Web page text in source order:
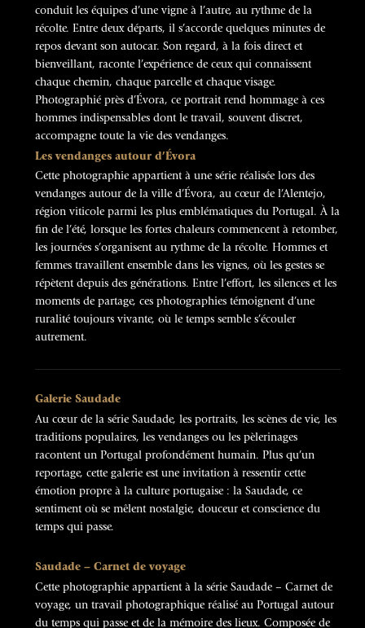
conduit les équipes d’une vigne à l’autre, au rythme de la
récolte. Entre deux départs, il s’accorde quelques minutes de
repos devant son autocar. Son regard, à la fois direct et
bienveillant, raconte l’expérience de ceux qui connaissent
chaque chemin, chaque parcelle et chaque visage.
Photographié près d’Évora, ce portrait rend hommage à ces
hommes indispensables dont le travail, souvent discret,
accompagne toute la vie des vendanges.
Les vendanges autour d’Évora
Cette photographie appartient à une série réalisée lors des
vendanges autour de la ville d’Évora, au cœur de l’Alentejo,
région viticole parmi les plus emblématiques du Portugal. À la
fin de l’été, lorsque les fortes chaleurs commencent à retomber,
les journées s’organisent au rythme de la récolte. Hommes et
femmes travaillent ensemble dans les vignes, où les gestes se
répètent depuis des générations. Entre l’effort, les silences et les
moments de partage, ces photographies témoignent d’une
ruralité toujours vivante, où le temps semble s’écouler
autrement.
Galerie Saudade
Au cœur de la série Saudade, les portraits, les scènes de vie, les
traditions populaires, les vendanges ou les pèlerinages
racontent un Portugal profondément humain. Plus qu’un
reportage, cette galerie est une invitation à ressentir cette
émotion propre à la culture portugaise : la Saudade, ce
sentiment où se mêlent nostalgie, douceur et conscience du
temps qui passe.
Saudade – Carnet de voyage
Cette photographie appartient à la série Saudade – Carnet de
voyage, un travail photographique réalisé au Portugal autour
du temps qui passe et de la mémoire des lieux. Composée de